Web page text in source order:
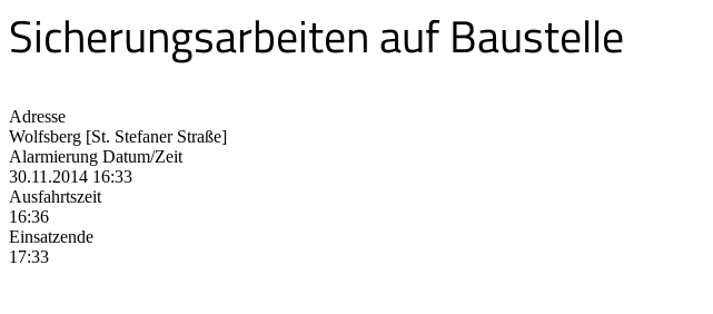
Sicherungsarbeiten auf Baustelle
Adresse
Wolfsberg [St. Stefaner Straße]
Alarmierung Datum/Zeit
30.11.2014 16:33
Ausfahrtszeit
16:36
Einsatzende
17:33